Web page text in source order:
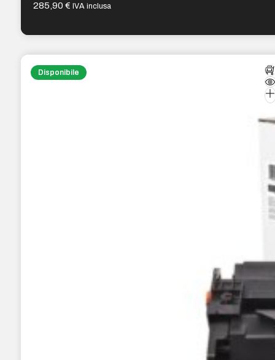
285,90€ IVA inclusa
Disponibile